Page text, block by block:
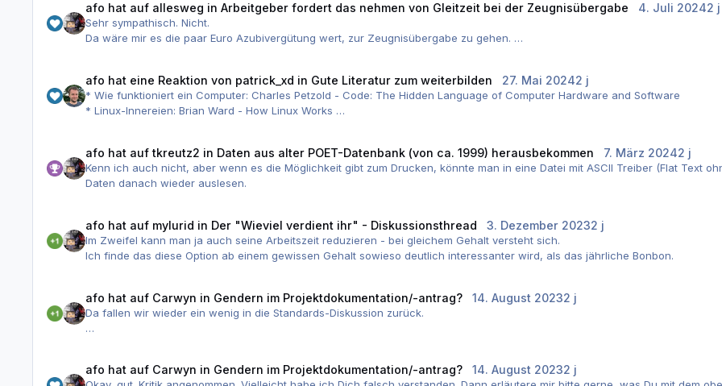
Vorbildung: mittlere Reife , Examen Pflege , Zusatz Ausbildungen im sozialen Bereich.
Arbeitsort: Bayern
Größe der Firma : 10-15
Branche der Firma : IT Dienstleistungen
Arbeitsstunden pro Woche: 40
Zusätze: VWL , Dienstwagen, Obst und Eis
Urlaubstage: 30
Verantwortung: Teilprojekt Verantwortung
afo hat auf allesweg in Arbeitgeber fordert das nehmen von Gleitzeit bei der Zeugnisübergabe 4. Juli 20242 j
Sehr sympathisch. Nicht.
Da wäre mir es die paar Euro Azubivergütung wert, zur Zeugnisübergabe zu gehen.
afo hat eine Reaktion von patrick_xd in Gute Literatur zum weiterbilden 27. Mai 20242 j
* Wie funktioniert ein Computer: Charles Petzold - Code: The Hidden Language of Computer Hardware and Software
* Linux-Innereien: Brian Ward - How Linux Works
afo hat auftkreutz2 in Daten aus alter POET-Datenbank (von ca. 1999) herausbekommen 7. März 20242 j
Kenn ich auch nicht, aber wenn es die Möglichkeit gibt zum Drucken, könnte man in eine Datei mit ASCII Treiber (Flat Text
Daten danach wieder auslesen.
afo hat auf mylurid in Der "Wieviel verdient ihr" - Diskussionsthread 3. Dezember 20232 j
Im Zweifel kann man ja auch seine Arbeitszeit reduzieren - bei gleichem Gehalt versteht sich.
Ich finde das diese Option ab einem gewissen Gehalt sowieso deutlich interessanter wird, als das jährliche Bonbon.
afo hat auf Carwyn in Gendern im Projektdokumentation/-antrag? 14. August 20232 j
Da fallen wir wieder ein wenig in die Standards-Diskussion zurück.
Pronomen sind dabei noch einmal ein ganz eigenes Biest, was - wie ich finde - im Deutschen noch sehr, sehr schwierig zu
afo hat auf Carwyn in Gendern im Projektdokumentation/-antrag? 14. August 20232 j